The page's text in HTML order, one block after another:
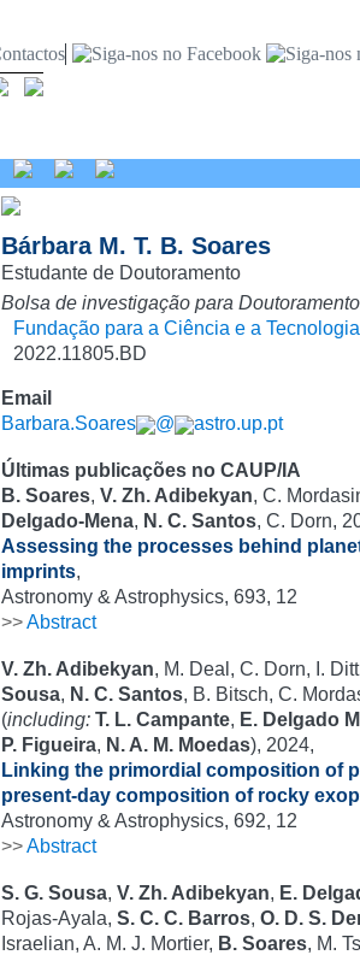
Bárbara M. T. B. Soares
Estudante de Doutoramento
Bolsa de investigação para Doutoramento
Fundação para a Ciência e a Tecnologia
2022.11805.BD
Email
Barbara.Soares
@ astro.up.pt
Últimas publicações no CAUP/IA
B. Soares, V. Zh. Adibekyan, C.
Delgado-Mena, N. C. Santos, C. Dorn,
Assessing the processes behind
imprints,
Astronomy & Astrophysics, 693, 12
>>Abstract
V. Zh. Adibekyan, M. Deal, C. Dorn, I.
Sousa, N. C. Santos, B. Bitsch, C.
(including: T. L. Campante, E. Delgado
P. Figueira, N. A. M. Moedas), 2024,
Linking the primordial composition of
present-day composition of rocky
Astronomy & Astrophysics, 692, 12
>>Abstract
S. G. Sousa, V. Zh. Adibekyan, E.
Rojas-Ayala, S. C. C. Barros, O. D. S.
Israelian, A. M. J. Mortier, B. Soares, M.